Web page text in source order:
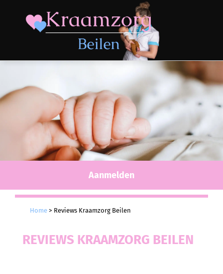
Aanmelden
Home > Reviews Kraamzorg Beilen
REVIEWS KRAAMZORG BEILEN